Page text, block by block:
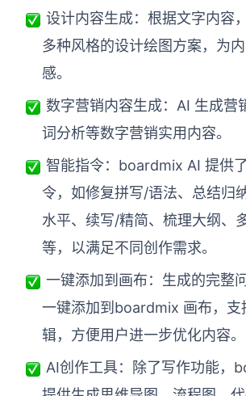
设计内容生成：根据文字内容
多种风格的设计绘图方案，为
感。
数字营销内容生成：AI 生成营
词分析等数字营销实用内容。
智能指令：boardmix AI 提供
令，如修复拼写/语法、总结归
水平、续写/精简、梳理大纲、
等，以满足不同创作需求。
一键添加到画布：生成的完整
一键添加到boardmix 画布，支
辑，方便用户进一步优化内容。
AI创作工具：除了写作功能，